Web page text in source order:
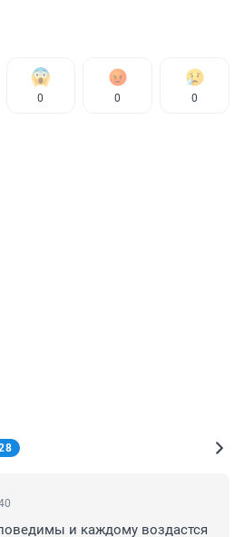
0 0 0
и каждому воздастся